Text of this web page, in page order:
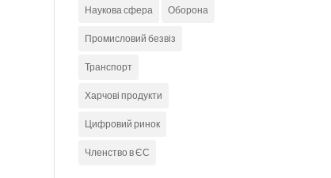
Наукова сфера Оборона
Промисловий безвіз
Транспорт
Харчові продукти
Цифровий ринок
Членство в ЄС